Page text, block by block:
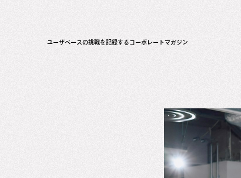
ユーザベースの挑戦を記録するコーポレートマガジン